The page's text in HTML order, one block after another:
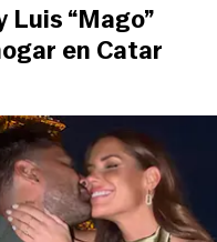
Luis “Mago”
en Catar